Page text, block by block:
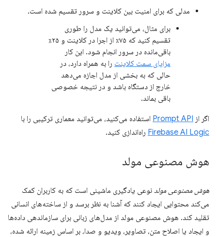
مدلی که برای امنیت بین کلاینت و سرور تقسیم شده است.
برای مثال، می‌توانید یک مدل را طوری
تقسیم کنید که ۷۵٪ از اجرا در کلاینت و ۲۵٪
باقی‌مانده در سرور انجام شود. این کار
مزایای سمت کلاینت را به همراه دارد، در
حالی که به بخشی از مدل اجازه می‌دهد
خارج از دستگاه باشد و در نتیجه خصوصی
باقی بماند.
اگر از Prompt API استفاده می‌کنید، می‌توانید معماری ترکیبی را با
Firebase AI Logic راه‌اندازی کنید.
هوش مصنوعی مولد
هوش مصنوعی مولد نوعی یادگیری ماشینی است که به کاربران کمک
می‌کند محتوایی ایجاد کنند که آشنا به نظر برسد و از ساخته‌های انسانی
تقلید کند. هوش مصنوعی مولد از مدل‌های زبانی برای سازماندهی داده‌ها
و ایجاد یا اصلاح متن، تصاویر، ویدیو و صدا، بر اساس زمینه ارائه شده،